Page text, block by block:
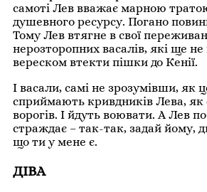
самоті Лев вважає марною
душевного ресурсу. Погано
Тому Лев втягне в свої
нерозторопних васалів, які ще не
вереском втекти пішки до Кенії.
І васали, самі не зрозумівши, як
сприймають кривдників Лева, як
ворогів. І йдуть воювати. А Лев
страждає – так-так, задай йому,
що ти у мене є.
ДІВА